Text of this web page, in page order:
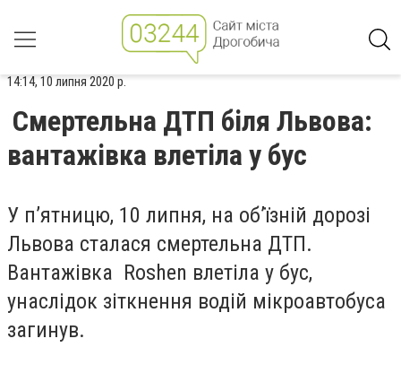
14:14, 10 липня 2020 р.
Cмертельна ДТП біля Львова:
вантажівка влетіла у бус
У п’ятницю, 10 липня, на об’їзній дорозі
Львова сталася смертельна ДТП.
Вантажівка Roshen влетіла у бус,
унаслідок зіткнення водій мікроавтобуса
загинув.